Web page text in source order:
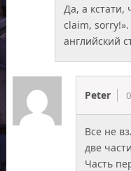
Да, а кстати,
claim,
английский
Peter
Все не
две
Часть